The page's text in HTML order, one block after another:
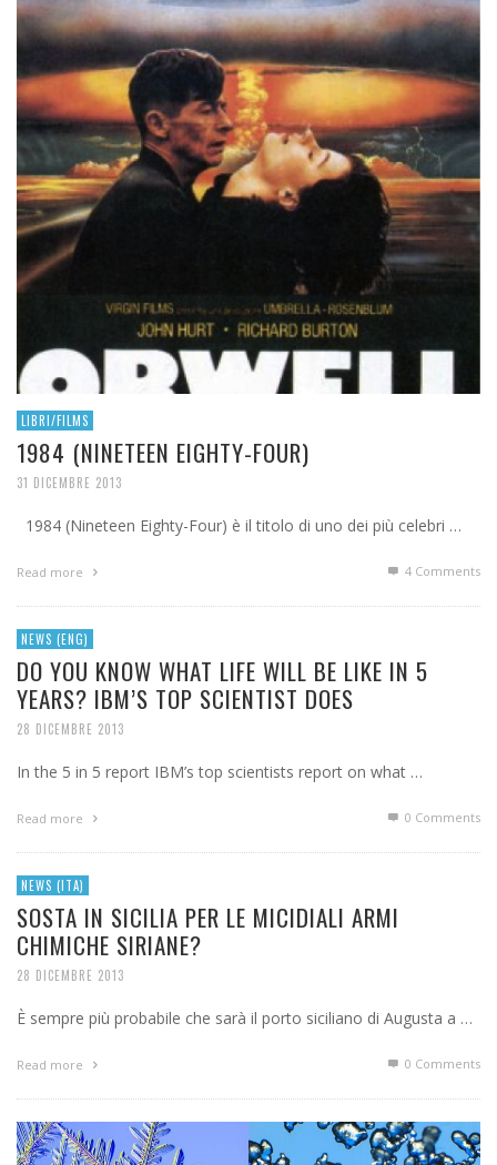
LIBRI/FILMS
1984 (NINETEEN EIGHTY-FOUR)
31 DICEMBRE 2013
1984 (Nineteen Eighty-Four) è il titolo di uno dei più celebri …
Read more 4 Comments
NEWS (ENG)
DO YOU KNOW WHAT LIFE WILL BE LIKE IN 5
YEARS? IBM’S TOP SCIENTIST DOES
28 DICEMBRE 2013
In the 5 in 5 report IBM’s top scientists report on what …
Read more 0 Comments
NEWS (ITA)
SOSTA IN SICILIA PER LE MICIDIALI ARMI
CHIMICHE SIRIANE?
28 DICEMBRE 2013
È sempre più probabile che sarà il porto siciliano di Augusta a …
Read more 0 Comments